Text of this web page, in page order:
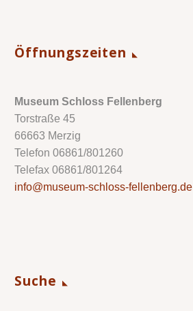
Öffnungszeiten
Museum Schloss Fellenberg
Torstraße 45
66663 Merzig
Telefon 06861/801260
Telefax 06861/801264
info@museum-schloss-fellenberg.de
Suche